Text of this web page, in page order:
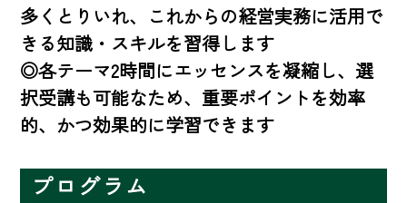
多くとりいれ、これからの経営実務に活用で
きる知識・スキルを習得します
◎各テーマ2時間にエッセンスを凝縮し、選
択受講も可能なため、重要ポイントを効率
的、かつ効果的に学習できます
プログラム